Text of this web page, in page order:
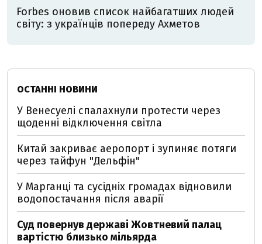
Forbes оновив список найбагатших людей
світу: з українців попереду Ахметов
ОСТАННІ НОВИНИ
У Венесуелі спалахнули протести через
щоденні відключення світла
Китай закриває аеропорт і зупиняє потяги
через тайфун "Дельфін"
У Марганці та сусідніх громадах відновили
водопостачання після аварії
Суд повернув державі Жовтневий палац
вартістю близько мільярда